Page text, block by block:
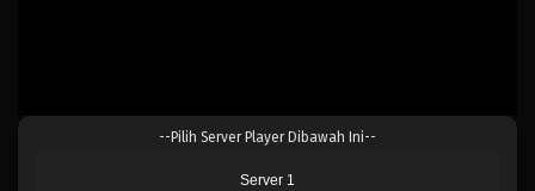
--Pilih Server Player Dibawah Ini--
Server 1
Blue Lock 18
Eps 18 - Februari 3, 2025